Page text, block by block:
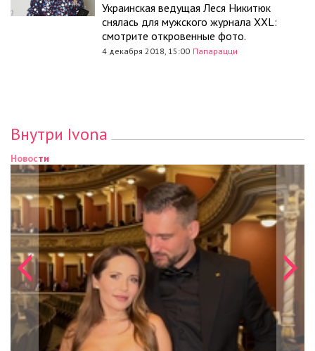
Украинская ведущая Леся Никитюк
снялась для мужского журнала XXL:
смотрите откровенные фото.
4 декабря 2018, 15:00 Папарацци
Внутри Ivona
Новости